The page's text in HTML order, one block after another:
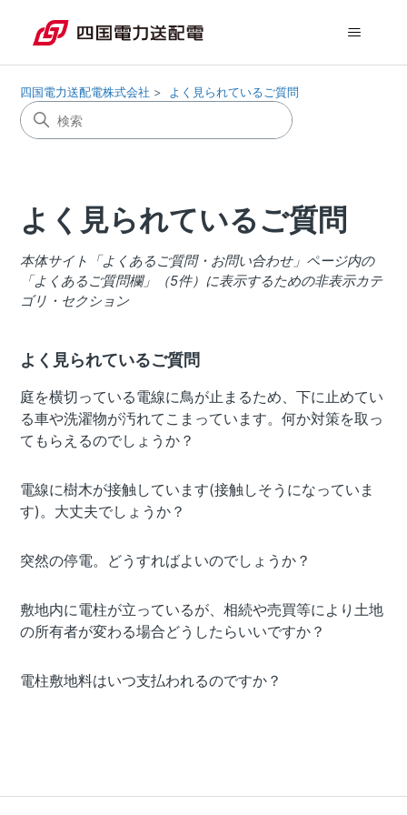
四国電力送配電株式会社 よく見られているご質問
よく見られているご質問
本体サイト「よくあるご質問・お問い合わせ」ページ内の
「よくあるご質問欄」（5件）に表示するための非表示カテ
ゴリ・セクション
よく見られているご質問
庭を横切っている電線に鳥が止まるため、下に止めてい
る車や洗濯物が汚れてこまっています。何か対策を取っ
てもらえるのでしょうか？
電線に樹木が接触しています(接触しそうになっていま
す)。大丈夫でしょうか？
突然の停電。どうすればよいのでしょうか？
敷地内に電柱が立っているが、相続や売買等により土地
の所有者が変わる場合どうしたらいいですか？
電柱敷地料はいつ支払われるのですか？